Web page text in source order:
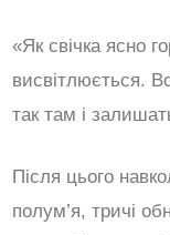
«Як свічка ясно
висвітлюється.
так там і
Після цього
полум’я, тричі